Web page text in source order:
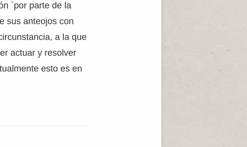
`por parte de la
sus anteojos con
a la que
actuar y resolver
esto es en